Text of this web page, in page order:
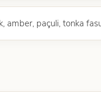
amber, paçuli, tonka